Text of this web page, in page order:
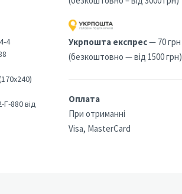
4
880 від
Укрпошта експрес— 70 грн
(безкоштовно — від 1500 грн)
Оплата
При отриманні
Visa, MasterCard